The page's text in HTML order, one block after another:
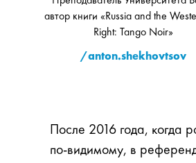
автор книги «Russia and the
Right: Tango Noir»
/anton.shekhovtsov
После 2016 года, когда
по-видимому, в